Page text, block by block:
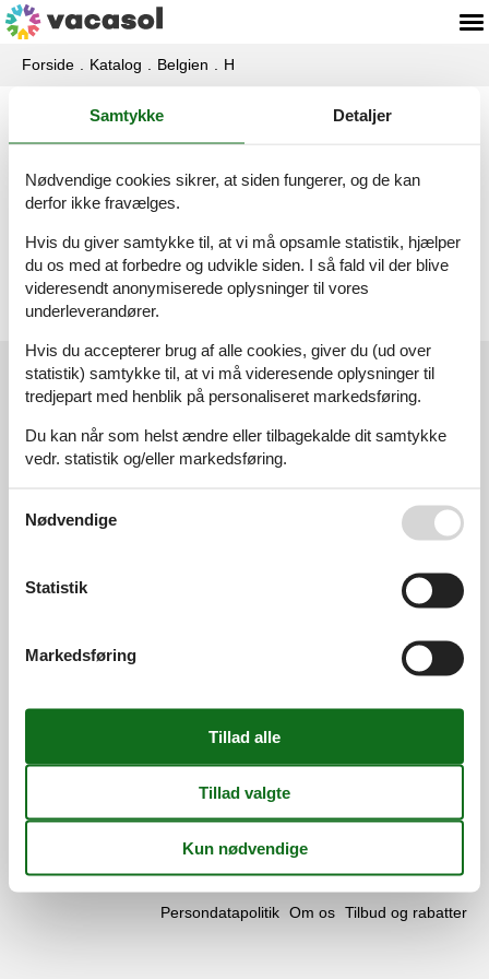
Forside Katalog Belgien H
Katalog - Belgien - Han-Sur-Lesse
15 personer
Kundeservice
(+45) 7877 0420
info@vacasol.dk
DE-20354 Hamburg
Momsnr.: DE312256700
Følg os
på
facebook
Facebook
© 2026 Vacasol Kontakt Cookies FAQ
Persondatapolitik Om os Tilbud og rabatter
Samtykke Detaljer
Nødvendige cookies sikrer, at siden fungerer, og de kan
derfor ikke fravælges.
Hvis du giver samtykke til, at vi må opsamle statistik, hjælper
du os med at forbedre og udvikle siden. I så fald vil der blive
videresendt anonymiserede oplysninger til vores
underleverandører.
Hvis du accepterer brug af alle cookies, giver du (ud over
statistik) samtykke til, at vi må videresende oplysninger til
tredjepart med henblik på personaliseret markedsføring.
Du kan når som helst ændre eller tilbagekalde dit samtykke
vedr. statistik og/eller markedsføring.
Nødvendige
Statistik
Markedsføring